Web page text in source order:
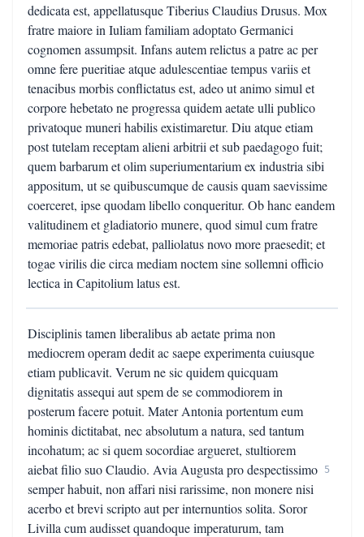
dedicata est, appellatusque Tiberius Claudius Drusus. Mox
fratre maiore in Iuliam familiam adoptato Germanici
cognomen assumpsit. Infans autem relictus a patre ac per
omne fere pueritiae atque adulescentiae tempus variis et
tenacibus morbis conflictatus est, adeo ut animo simul et
corpore hebetato ne progressa quidem aetate ulli publico
privatoque muneri habilis existimaretur. Diu atque etiam
post tutelam receptam alieni arbitrii et sub paedagogo fuit;
quem barbarum et olim superiumentarium ex industria sibi
appositum, ut se quibuscumque de causis quam saevissime
coerceret, ipse quodam libello conqueritur. Ob hanc eandem
valitudinem et gladiatorio munere, quod simul cum fratre
memoriae patris edebat, palliolatus novo more praesedit; et
togae virilis die circa mediam noctem sine sollemni officio
lectica in Capitolium latus est.
Disciplinis tamen liberalibus ab aetate prima non
mediocrem operam dedit ac saepe experimenta cuiusque
etiam publicavit. Verum ne sic quidem quicquam
dignitatis assequi aut spem de se commodiorem in
posterum facere potuit. Mater Antonia portentum eum
hominis dictitabat, nec absolutum a natura, sed tantum
incohatum; ac si quem socordiae argueret, stultiorem
aiebat filio suo Claudio. Avia Augusta pro despectissimo
semper habuit, non affari nisi rarissime, non monere nisi
acerbo et brevi scripto aut per internuntios solita. Soror
Livilla cum audisset quandoque imperaturum, tam
5